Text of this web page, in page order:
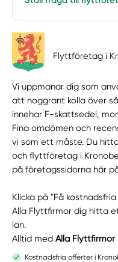
Flyttföretag i
Vi uppmanar dig som
att noggrant kolla över
innehar F-skattsedel,
Fina omdömen och
vi som ett måste. Du
och flyttföretag i
på företagssidorna här
Klicka på "Få
Alla Flyttfirmor dig hitta
län.
Alltid medAlla Flyttfirmor
Kostnadsfria offerter i